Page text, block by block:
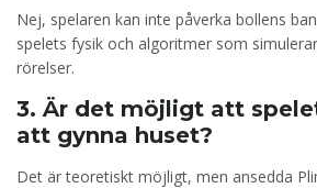
Nej, spelaren kan inte påverka bollens
spelets fysik och algoritmer som
rörelser.
3. Är det möjligt att
att gynna huset?
Det är teoretiskt möjligt, men ansedda